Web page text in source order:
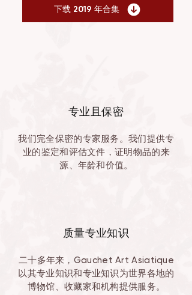
下载 2019 年合集
专业且保密
我们完全保密的专家服务。我们提供专
业的鉴定和评估文件，证明物品的来
源、年龄和价值。
质量专业知识
二十多年来，Gauchet Art Asiatique
以其专业知识和专业知识为世界各地的
博物馆、收藏家和机构提供服务。